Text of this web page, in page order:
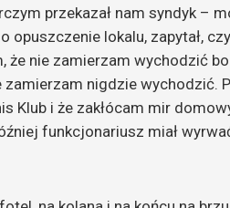
przekazał nam syndyk –
opuszczenie lokalu, zapytał,
że nie zamierzam wychodzić
nigdzie wychodzić.
Klub i że zakłócam mir
funkcjonariusz miał